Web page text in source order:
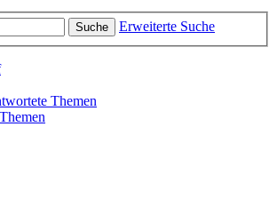
Suche Erweiterte Suche
Themen